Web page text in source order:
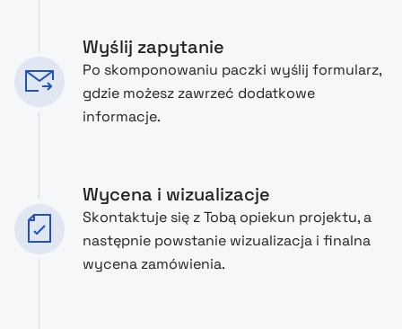
Wyślij zapytanie
Po skomponowaniu paczki wyślij formularz,
gdzie możesz zawrzeć dodatkowe
informacje.
Wycena i wizualizacje
Skontaktuje się z Tobą opiekun projektu, a
następnie powstanie wizualizacja i finalna
wycena zamówienia.